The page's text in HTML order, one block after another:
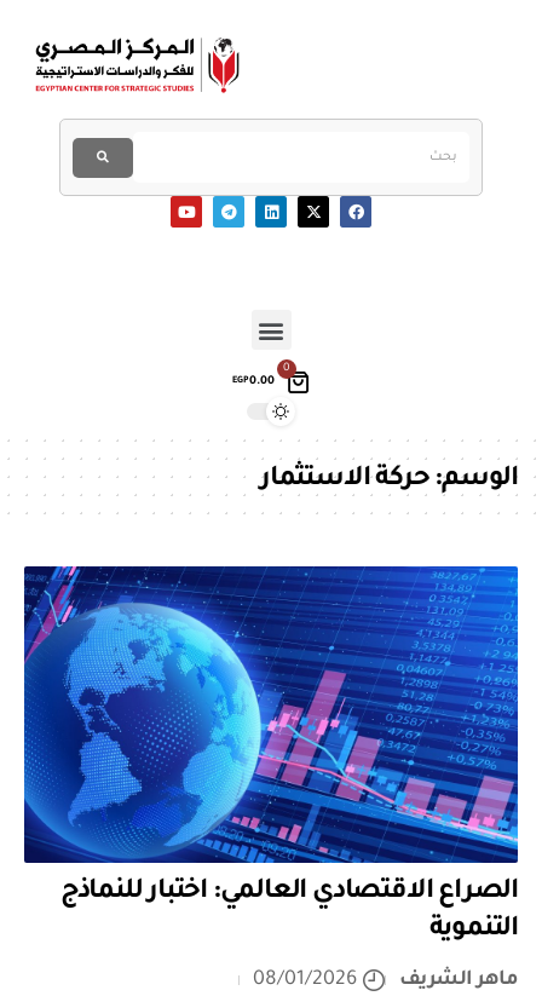
0
EGP0.00
الوسم:حركة الاستثمار
الصراع الاقتصادي العالمي: اختبار للنماذج
التنموية
ماهر الشريف
08/01/2026